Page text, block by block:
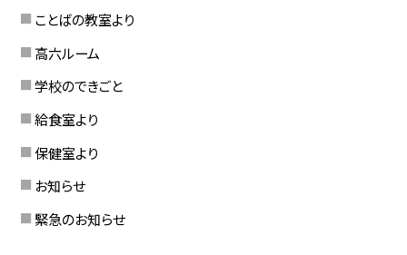
ことばの教室より
高六ルーム
学校のできごと
給食室より
保健室より
お知らせ
緊急のお知らせ